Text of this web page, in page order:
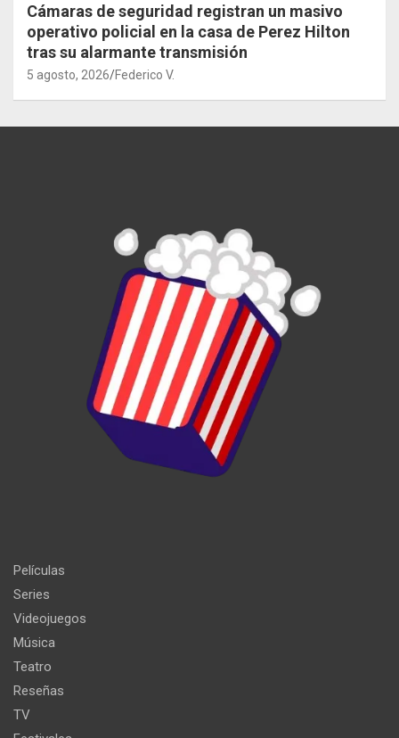
Cámaras de seguridad registran un masivo
operativo policial en la casa de Perez Hilton
tras su alarmante transmisión
5 agosto, 2026 Federico V.
Películas
Series
Videojuegos
Música
Teatro
Reseñas
TV